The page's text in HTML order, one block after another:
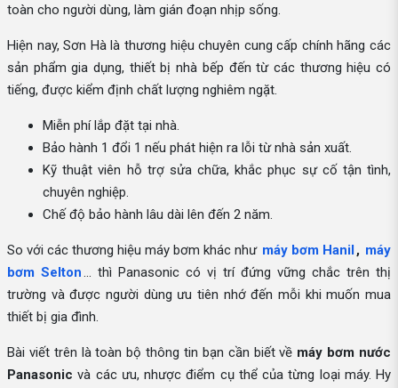
toàn cho người dùng, làm gián đoạn nhịp sống.
Hiện nay, Sơn Hà là thương hiệu chuyên cung cấp chính hãng các
sản phẩm gia dụng, thiết bị nhà bếp đến từ các thương hiệu có
tiếng, được kiểm định chất lượng nghiêm ngặt.
Miễn phí lắp đặt tại nhà.
Bảo hành 1 đổi 1 nếu phát hiện ra lỗi từ nhà sản xuất.
Kỹ thuật viên hỗ trợ sửa chữa, khắc phục sự cố tận tình,
chuyên nghiệp.
Chế độ bảo hành lâu dài lên đến 2 năm.
So với các thương hiệu máy bơm khác như máy bơm Hanil , máy
bơm Selton... thì Panasonic có vị trí đứng vững chắc trên thị
trường và được người dùng ưu tiên nhớ đến mỗi khi muốn mua
thiết bị gia đình.
Bài viết trên là toàn bộ thông tin bạn cần biết về máy bơm nước
Panasonic và các ưu, nhược điểm cụ thể của từng loại máy. Hy